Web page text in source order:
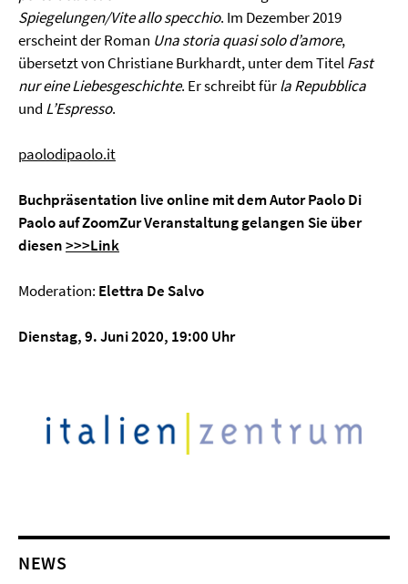
Spiegelungen/Vite allo specchio. Im Dezember 2019
erscheint der Roman Una storia quasi solo d’amore,
übersetzt von Christiane Burkhardt, unter dem TitelFast
nur eine Liebesgeschichte. Er schreibt fürla Repubblica
und L’Espresso.
paolodipaolo.it
Buchpräsentation live online mit dem Autor Paolo Di
Paolo auf ZoomZur Veranstaltung gelangen Sie über
diesen>>>Link
Moderation: Elettra De Salvo
Dienstag, 9. Juni 2020, 19:00 Uhr
NEWS